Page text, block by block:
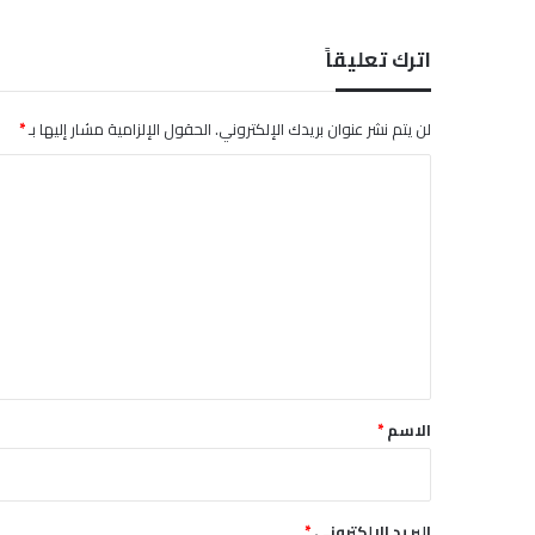
اترك تعليقاً
لن يتم نشر عنوان بريدك الإلكتروني.الحقول الإلزامية مشار إليها بـ*
*الاسم*